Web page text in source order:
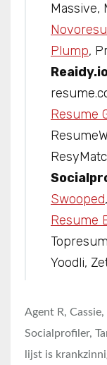
Massive,
Plump,
Resume
Swooped,
Resume
Yoodli,
Agent R,
Socialprofiler,
lijst is